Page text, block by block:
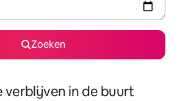
Zoeken
verblijven in de buurt